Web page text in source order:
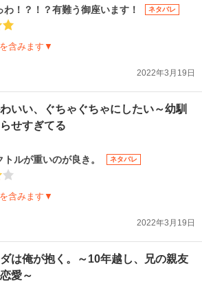
わ！？！？有難う御座います！
ネタバレ
含みます▼
2022年3月19日
いい、ぐちゃぐちゃにしたい～幼馴
せすぎてる
トルが重いのが良き。
ネタバレ
含みます▼
2022年3月19日
は俺が抱く。～10年越し、兄の親友
愛～